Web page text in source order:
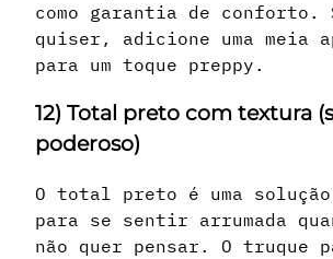
como garantia de conforto.
quiser, adicione uma meia
para um toque preppy.
12) Total preto com textura
poderoso)
O total preto é uma
para se sentir arrumada
não quer pensar. O truque